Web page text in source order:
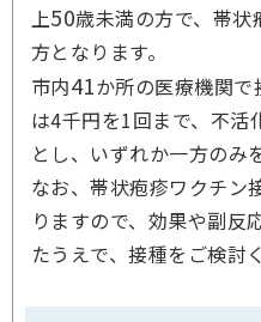
上50歳未満の方で、帯
方となります。
市内41か所の医療機関
は4千円を1回まで、不活
とし、いずれか一方のみ
なお、帯状疱疹ワクチン
りますので、効果や副反
たうえで、接種をご検討